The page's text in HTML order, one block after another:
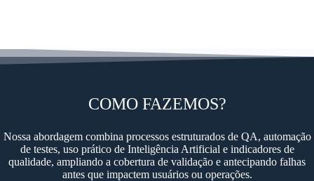
COMO FAZEMOS?
Nossa abordagem combina processos estruturados de QA, automação
de testes, uso prático de Inteligência Artificial e indicadores de
qualidade, ampliando a cobertura de validação e antecipando falhas
antes que impactem usuários ou operações.